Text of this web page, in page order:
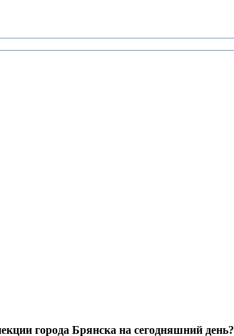
города Брянска на сегодняшний день?